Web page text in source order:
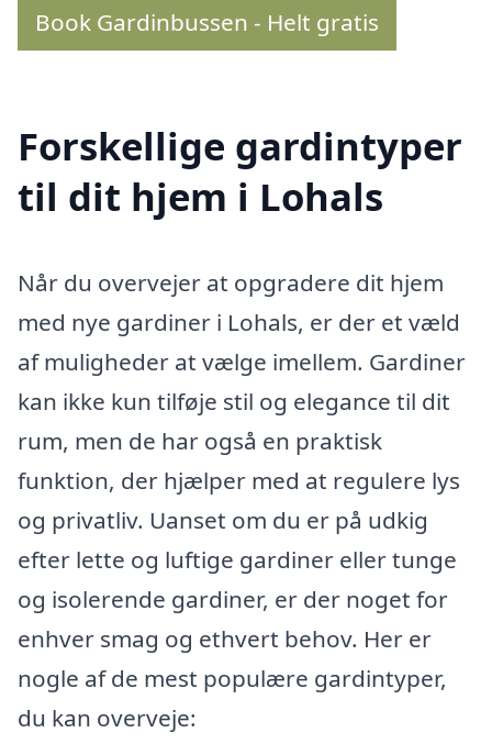
Book Gardinbussen - Helt gratis
Forskellige gardintyper
til dit hjem i Lohals
Når du overvejer at opgradere dit hjem
med nye gardiner i Lohals, er der et væld
af muligheder at vælge imellem. Gardiner
kan ikke kun tilføje stil og elegance til dit
rum, men de har også en praktisk
funktion, der hjælper med at regulere lys
og privatliv. Uanset om du er på udkig
efter lette og luftige gardiner eller tunge
og isolerende gardiner, er der noget for
enhver smag og ethvert behov. Her er
nogle af de mest populære gardintyper,
du kan overveje: